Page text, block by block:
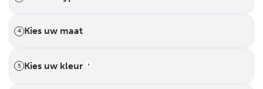
4 Kies uw maat
5 Kies uw kleur